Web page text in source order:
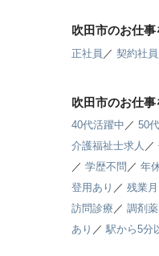
吹田市のお仕
正社員 ／契約社員
吹田市のお仕
40代活躍中 ／50
介護福祉士求人 ／
／学歴不問 ／年
登用あり ／残業
訪問診療 ／調剤
あり ／駅から5分